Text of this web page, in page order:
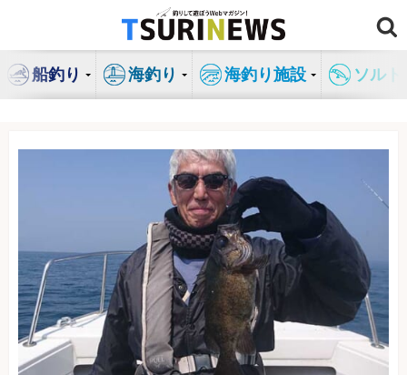
ン
船釣り 海釣り 海釣り施設 ソル